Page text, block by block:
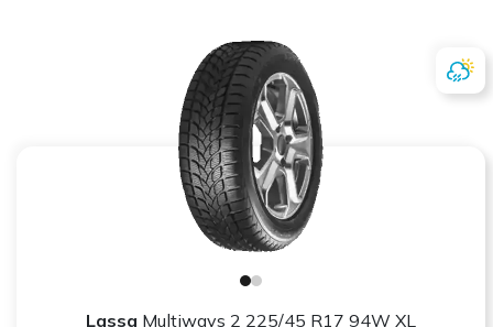
Lassa Multiways 2 225/45 R17 94W XL